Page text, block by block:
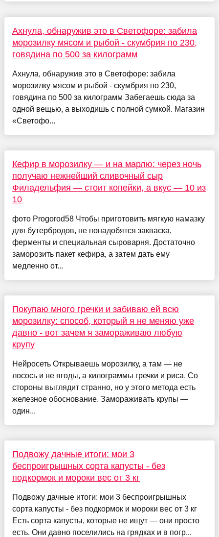
Ахнула, обнаружив это в Светофоре: забила
морозилку мясом и рыбой - скумбрия по 230,
говядина по 500 за килограмм
Ахнула, обнаружив это в Светофоре: забила
морозилку мясом и рыбой - скумбрия по 230,
говядина по 500 за килограмм Забегаешь сюда за
одной вещью, а выходишь с полной сумкой. Магазин
«Светофо...
Кефир в морозилку — и на марлю: через ночь
получаю нежнейший сливочный сыр
Филадельфия — стоит копейки, а вкус — 10 из
10
фото Progorod58 Чтобы приготовить мягкую намазку
для бутербродов, не понадобятся закваска,
ферменты и специальная сыроварня. Достаточно
заморозить пакет кефира, а затем дать ему
медленно от...
Покупаю много гречки и забиваю ей всю
морозилку: способ, который я не меняю уже
давно - вот зачем я замораживаю любую
крупу
Нейросеть Открываешь морозилку, а там — не
лосось и не ягоды, а килограммы гречки и риса. Со
стороны выглядит странно, но у этого метода есть
железное обоснование. Замораживать крупы —
один...
Подвожу дачные итоги: мои 3
беспроигрышных сорта капусты - без
подкормок и мороки вес от 3 кг
Подвожу дачные итоги: мои 3 беспроигрышных
сорта капусты - без подкормок и мороки вес от 3 кг
Есть сорта капусты, которые не ищут — они просто
есть. Они давно поселились на грядках и в погр...